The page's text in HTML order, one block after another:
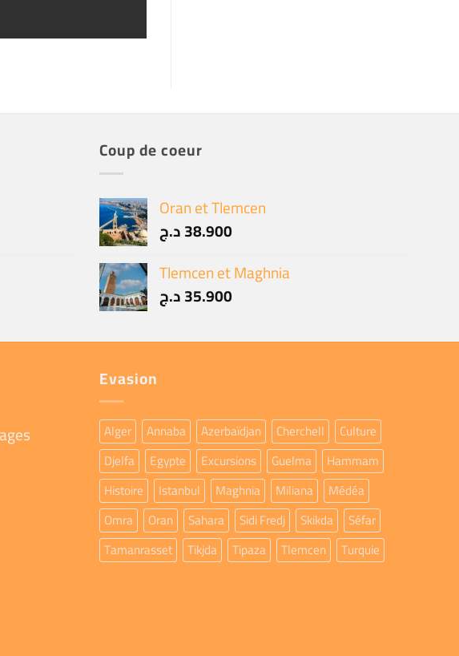
Coup de coeur
Oran et Tlemcen
38.900د.ج
Tlemcen et Maghnia
35.900د.ج
Evasion
Alger Annaba Azerbaïdjan Cherchell
Culture
Djelfa
Egypte Excursions Guelma
Hammam
Histoire
Istanbul Maghnia Miliana
Médéa
Omra
Oran Sahara Sidi Fredj Skikda
Séfar
Tamanrasset
Tikjda Tipaza Tlemcen Turquie